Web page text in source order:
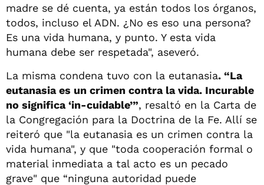
madre se dé cuenta, ya están todos los órganos,
todos, incluso el ADN. ¿No es eso una persona?
Es una vida humana, y punto. Y esta vida
humana debe ser respetada", aseveró.
La misma condena tuvo con la eutanasia. “La
eutanasia es un crimen contra la vida. Incurable
no significa ‘in-cuidable’”, resaltó en la Carta de
la Congregación para la Doctrina de la Fe. Allí se
reiteró que "la eutanasia es un crimen contra la
vida humana", y que "toda cooperación formal o
material inmediata a tal acto es un pecado
grave" que “ninguna autoridad puede